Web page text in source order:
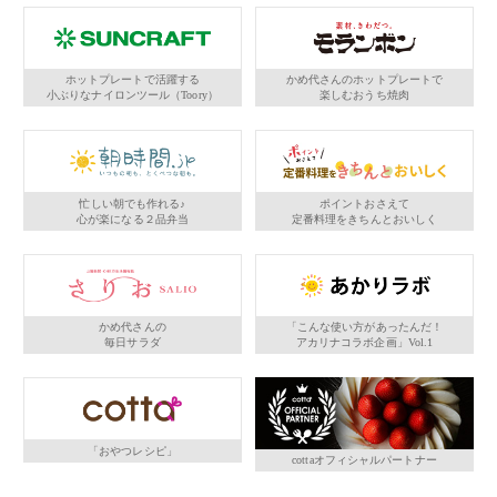
ホットプレートで活躍する
小ぶりなナイロンツール（Toory）
かめ代さんのホットプレートで
楽しむおうち焼肉
忙しい朝でも作れる♪
心が楽になる２品弁当
ポイントおさえて
定番料理をきちんとおいしく
かめ代さんの
毎日サラダ
「こんな使い方があったんだ！
アカリナコラボ企画」Vol.1
「おやつレシピ」
cottaオフィシャルパートナー